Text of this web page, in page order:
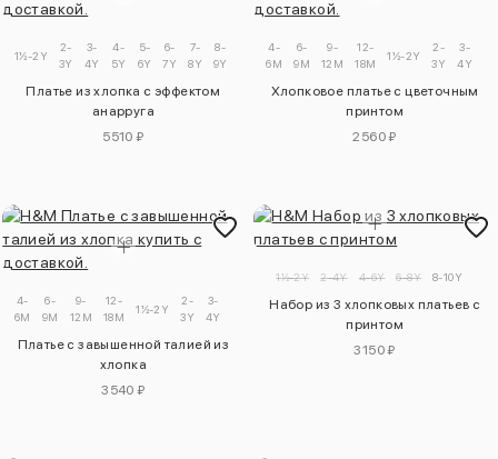
1½-2Y
2-
3Y
3-
4Y
4-
5Y
5-
6Y
6-
7Y
7-
8Y
8-
9Y
Платье из хлопка с эффектом
анарруга
5510 ₽
4-
6M
6-
9M
9-
12M
12-
18M
1½-2Y
2-
3Y
3-
4Y
Хлопковое платье с цветочным
принтом
2560 ₽
4-
6M
6-
9M
9-
12M
12-
18M
1½-2Y
2-
3Y
3-
4Y
Платье с завышенной талией из
хлопка
3540 ₽
1½-2Y 2-4Y 4-6Y 6-8Y 8-10Y
Набор из 3 хлопковых платьев с
принтом
3150 ₽